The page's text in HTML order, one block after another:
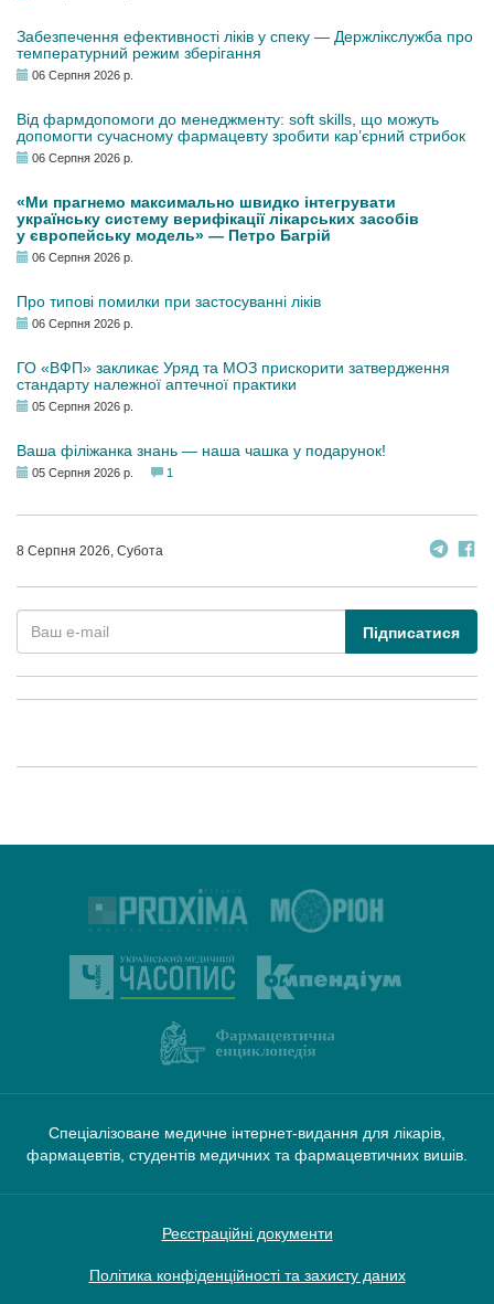
Забезпечення ефективності ліків у спеку — Держлікслужба про
температурний режим зберігання
06 Серпня 2026 р.
Від фармдопомоги до менеджменту: soft skills, що можуть
допомогти сучасному фармацевту зробити кар’єрний стрибок
06 Серпня 2026 р.
«Ми прагнемо максимально швидко інтегрувати
українську систему верифікації лікарських засобів
у європейську модель» — Петро Багрій
06 Серпня 2026 р.
Про типові помилки при застосуванні ліків
06 Серпня 2026 р.
ГО «ВФП» закликає Уряд та МОЗ прискорити затвердження
стандарту належної аптечної практики
05 Серпня 2026 р.
Ваша філіжанка знань — наша чашка у подарунок!
05 Серпня 2026 р. 1
8 Серпня 2026, Субота
Підписатися
Спеціалізоване медичне інтернет-видання для лікарів,
фармацевтів, студентів медичних та фармацевтичних вишів.
Реєстраційні документи
Політика конфіденційності та захисту даних